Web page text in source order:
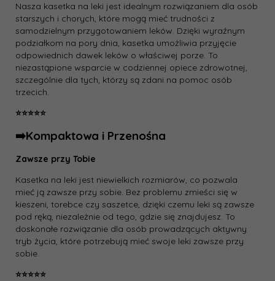
Nasza kasetka na leki jest idealnym rozwiązaniem dla osób
starszych i chorych, które mogą mieć trudności z
samodzielnym przygotowaniem leków. Dzięki wyraźnym
podziałkom na pory dnia, kasetka umożliwia przyjęcie
odpowiednich dawek leków o właściwej porze. To
niezastąpione wsparcie w codziennej opiece zdrowotnej,
szczególnie dla tych, którzy są zdani na pomoc osób
trzecich.
⭐️⭐️⭐️⭐️⭐️
➡️Kompaktowa i Przenośna
Zawsze przy Tobie
Kasetka na leki jest niewielkich rozmiarów, co pozwala
mieć ją zawsze przy sobie. Bez problemu zmieści się w
kieszeni, torebce czy saszetce, dzięki czemu leki są zawsze
pod ręką, niezależnie od tego, gdzie się znajdujesz. To
doskonałe rozwiązanie dla osób prowadzących aktywny
tryb życia, które potrzebują mieć swoje leki zawsze przy
sobie.
⭐️⭐️⭐️⭐️⭐️